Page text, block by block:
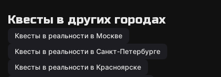
Квесты в других городах
Квесты в реальности в Москве
Квесты в реальности в Санкт-Петербурге
Квесты в реальности в Красноярске